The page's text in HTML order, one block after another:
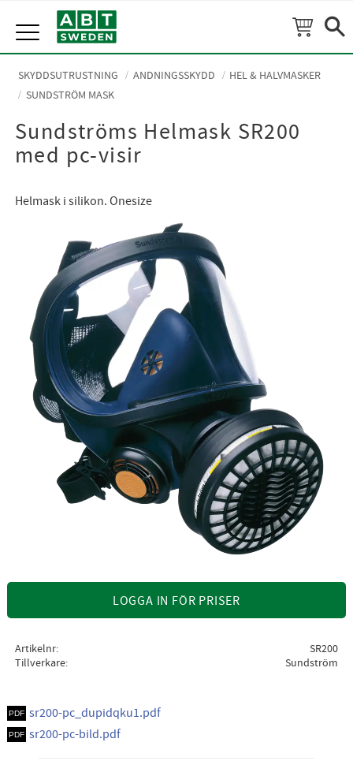
Meny
SKYDDSUTRUSTNING ANDNINGSSKYDD
HEL & HALVMASKER
SUNDSTRÖM MASK
Sundströms Helmask SR200
med pc-visir
Helmask i silikon. Onesize
LOGGA IN FÖR PRISER
Artikelnr
SR200
Tillverkare
Sundström
sr200-pc_dupidqku1.pdf
sr200-pc-bild.pdf